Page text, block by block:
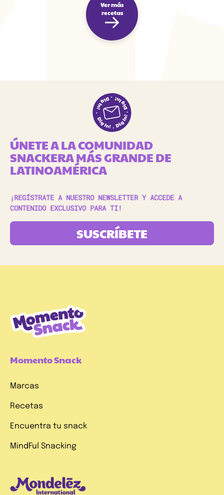
Ver más
recetas
ÚNETE A LA COMUNIDAD
SNACKERA MÁS GRANDE DE
LATINOAMÉRICA
¡REGÍSTRATE A NUESTRO NEWSLETTER Y ACCEDE A
CONTENIDO EXCLUSIVO PARA TI!
SUSCRÍBETE
Momento Snack
Marcas
Recetas
Encuentra tu snack
MindFul Snacking